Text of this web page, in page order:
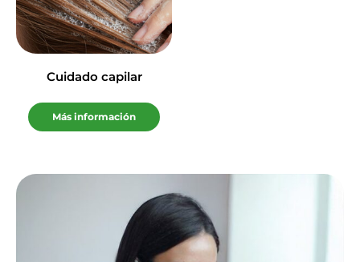
Cuidado capilar
Más información